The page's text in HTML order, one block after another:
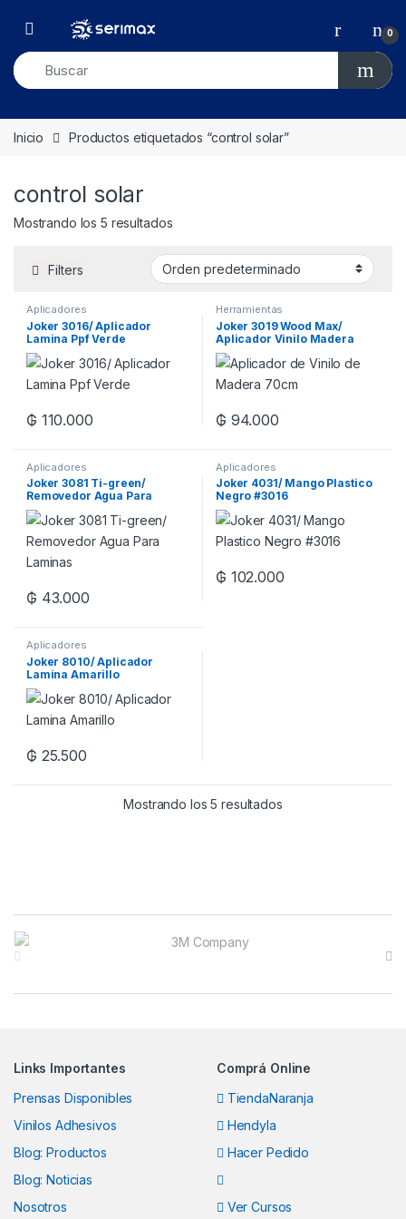
Open 0
Inicio Productos etiquetados “control solar”
control solar
Mostrando los 5 resultados
Filters
Aplicadores
Joker 3016/ Aplicador
Lamina Ppf Verde
₲ 110.000
Herramientas
Joker 3019 Wood Max/
Aplicador Vinilo Madera
70cm
₲ 94.000
Aplicadores
Joker 3081 Ti-green/
Removedor Agua Para
Laminas
₲ 43.000
Aplicadores
Joker 4031/ Mango Plastico
Negro #3016
₲ 102.000
Aplicadores
Joker 8010/ Aplicador
Lamina Amarillo
₲ 25.500
Mostrando los 5 resultados
Brands Carousel
Links Importantes
Prensas Disponibles
Vinilos Adhesivos
Blog: Productos
Blog: Noticias
Nosotros
Comprá Online
TiendaNaranja
Hendyla
Hacer Pedido
Ver Cursos